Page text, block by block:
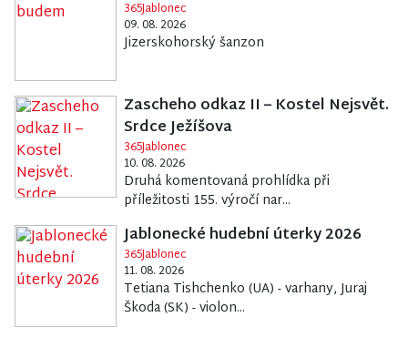
365Jablonec
09. 08. 2026
Jizerskohorský šanzon
Zascheho odkaz II – Kostel Nejsvět.
Srdce Ježíšova
365Jablonec
10. 08. 2026
Druhá komentovaná prohlídka při
příležitosti 155. výročí nar...
Jablonecké hudební úterky 2026
365Jablonec
11. 08. 2026
Tetiana Tishchenko (UA) - varhany, Juraj
Škoda (SK) - violon...